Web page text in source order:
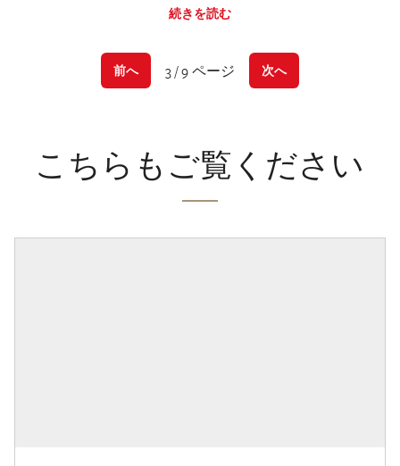
続きを読む
前へ 3 / 9 ページ 次へ
こちらもご覧ください